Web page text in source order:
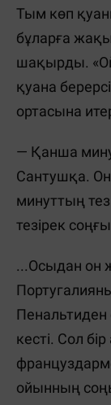
Тым көп
бұларға
шақырды.
қуана
ортасына
— Қанша
Сантушқа. Он
минуттың
тезірек
...Осыдан он
кесті. Сол
ойынның